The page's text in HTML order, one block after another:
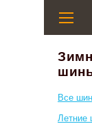
Все
Летние